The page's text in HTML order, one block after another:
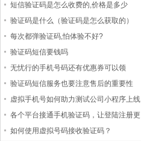
短信验证码是怎么收费的,价格是多少
验证码是什么（验证码是怎么获取的）
每次都弹验证码,怕体验不好?
验证码短信要钱吗
无忧行的手机号码还有优惠券可以领
验证码短信服务也要注意售后的重要性
虚拟手机号如何助力测试公司小程序上线
各个平台接通手机验证码，让登陆注册更
如何使用虚拟号码接收验证码？